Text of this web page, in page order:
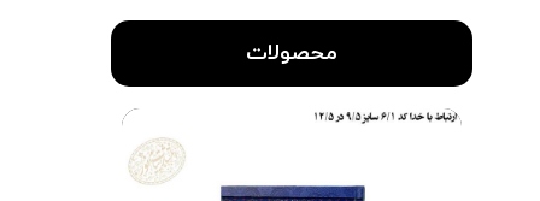
محصولات